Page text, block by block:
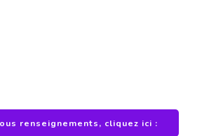
renseignements, cliquez ici :